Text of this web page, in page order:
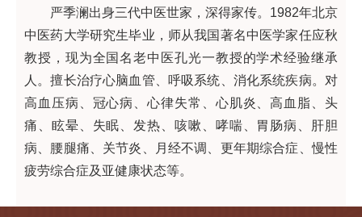
严季澜出身三代中医世家，深得家传。1982年北京
中医药大学研究生毕业，师从我国著名中医学家任应秋
教授，现为全国名老中医孔光一教授的学术经验继承
人。擅长治疗心脑血管、呼吸系统、消化系统疾病。对
高血压病、冠心病、心律失常、心肌炎、高血脂、头
痛、眩晕、失眠、发热、咳嗽、哮喘、胃肠病、肝胆
病、腰腿痛、关节炎、月经不调、更年期综合症、慢性
疲劳综合症及亚健康状态等。